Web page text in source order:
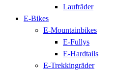
Laufräder
E-Bikes
E-Mountainbikes
E-Fullys
E-Hardtails
E-Trekkingräder